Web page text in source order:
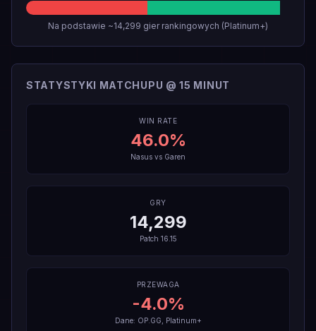
Na podstawie ~14,299 gier rankingowych (Platinum+)
STATYSTYKI MATCHUPU @ 15 MINUT
WIN RATE
46.0%
Nasus vs Garen
GRY
14,299
Patch 16.15
PRZEWAGA
-4.0%
Dane: OP.GG, Platinum+